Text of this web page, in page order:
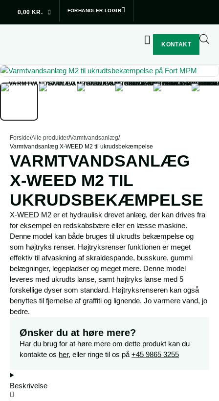
0,00 KR.
SE KURV
FORHANDLER LOGIN
KONTAKT
Forside/Alle produkter/Varmtvandsanlæg/
Varmtvandsanlæg X-WEED M2 til ukrudsbekæmpelse
VARMTVANDSANLÆG
X-WEED M2 TIL
UKRUDSBEKÆMPELSE
X-WEED M2 er et hydraulisk drevet anlæg, der kan drives fra
for eksempel en redskabsbære eller en læsse maskine.
Denne model kan både bruges til ukrudts bekæmpelse og
som højtryks renser. Højtryksrenser funktionen er meget
effektiv til afvaskning af skraldespande, busskure, gummi
belægninger, legepladser og meget mere. Denne model
leveres med ukrudts lanse, samt højtryks lanse med 5
forskellige dyser som standard. Højtryksrenseren kan også
benyttes til fjernelse af graffiti og lignende. Jo varmere vand, jo
bedre.
Ønsker du at høre mere?
Har du brug for at høre mere om dette produkt kan du
kontakte os her, eller ringe til os på +45 9865 3255
Beskrivelse